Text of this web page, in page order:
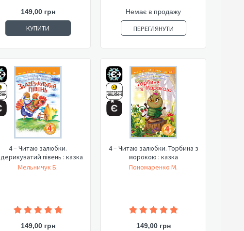
149,00 грн
КУПИТИ
Немає в продажу
ПЕРЕГЛЯНУТИ
4 – Читаю залюбки.
півень : казка
Мельничук Б.
149,00 грн
4 – Читаю залюбки. Торбина з
морокою : казка
Пономаренко М.
149,00 грн